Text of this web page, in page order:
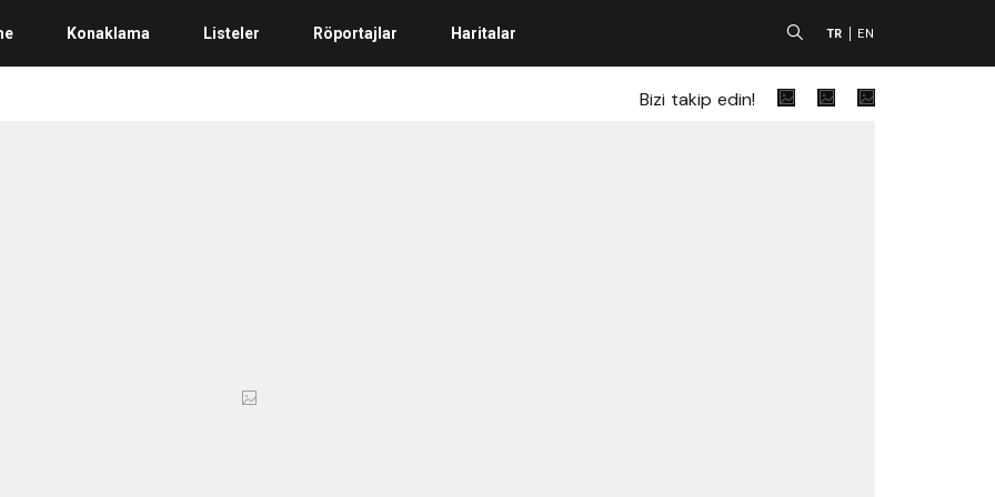
Konaklama Listeler Röportajlar Haritalar A TR EN
Bizi takip edin!